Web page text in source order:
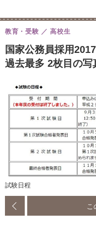
国家公務員採用
過去最多 2枚目の写
教育・受験 高校生
試験日程
こ